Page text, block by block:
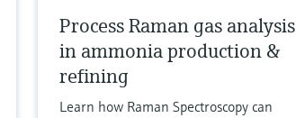
Process Raman gas analysis
in ammonia production &
refining
Learn how Raman Spectroscopy can